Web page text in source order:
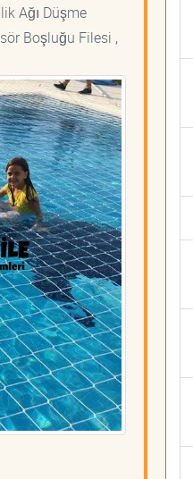
Ağı Düşme
Boşluğu Filesi ,